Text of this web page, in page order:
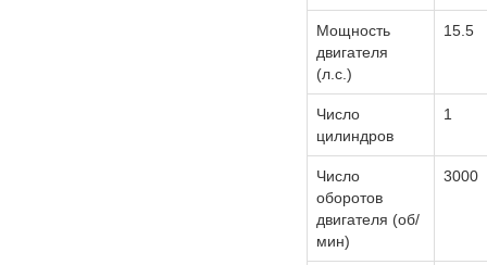
Мощность
двигателя
(л.с.)
15.5
Число
цилиндров
1
Число
оборотов
двигателя (об/
мин)
3000